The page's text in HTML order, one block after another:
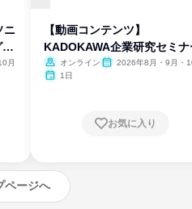
ニ
月
【動画コンテンツ】
KADOKAWA企業研究セミナ
オンライン
2026年8月・9月・
1日
お気に入り
ページへ